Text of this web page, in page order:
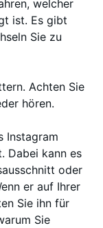
welcher
ist. Es gibt
Sie zu
Achten Sie
hören.
Instagram
Dabei kann es
oder
er auf Ihrer
Sie ihn für
Sie